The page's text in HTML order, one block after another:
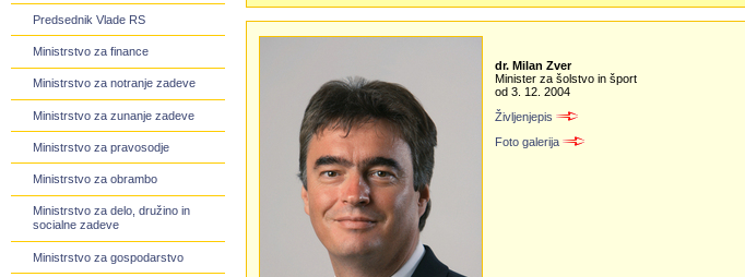
Predsednik Vlade RS
Ministrstvo za finance
Ministrstvo za notranje zadeve
Ministrstvo za zunanje zadeve
Ministrstvo za pravosodje
Ministrstvo za obrambo
Ministrstvo za delo, družino in
socialne zadeve
Ministrstvo za gospodarstvo
dr. Milan Zver
Minister za šolstvo in šport
od 3. 12. 2004
Življenjepis
Foto galerija